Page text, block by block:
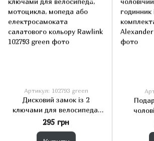
Артикул: 102793 green
Дисковий замок із 2
ключами для велосипеда,
мотоцикла, мопеда або
електросамоката
295 грн